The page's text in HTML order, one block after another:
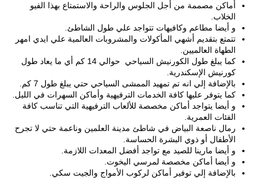
أماكن مصممة من أجل الجلوس والراحة والاستمتاع بهذا الفيو
الخلاب.
و أيضا مطاعم وكافيهات تتواجد علي طول الشاطئ.
تتمتع بتقديم أشهي المأكولات والمشروبات العالمية علي ايدي امهر
الطهاة العالميين.
كما يبلغ طول الكورنيش السياحي حوالي 14 كم أي ما يعاد طول
كورنيش الإسكندرية.
بالإضافة إلي انه تم تمهيد الممشى السياحي حتي يبلغ طول 7 كم.
كما يتوفر عليها كافة الخدمات الترفيهية وأماكن السهرات في الليل.
و أيضا يتواجد أماكن مخصصة للألعاب الترفيهية التي تناسب كافة
الفئات العمرية.
رمال ناصعة البياض في شاطئ مدينة العلمين وناعمة حتي لا تجرح
الأطفال أو ذوي البشرة الحساسة.
و أيضا مارينا للصيد مع تواجد أفضل المعدات اللازمة.
و أيضا أماكن مخصصة لمرسي اليخوت.
بالإضافة إلي توفير أماكن لركوب الأمواج والجيت سكي.